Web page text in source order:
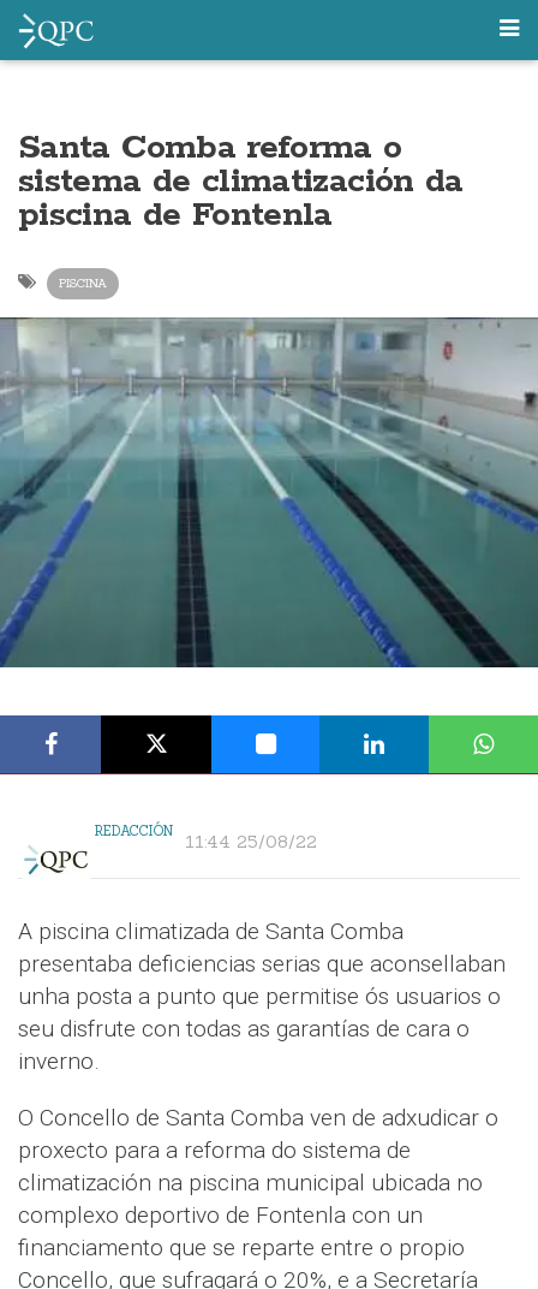
Santa Comba reforma o
sistema de climatización da
piscina de Fontenla
PISCINA
REDACCIÓN 11:44 25/08/22
A piscina climatizada de Santa Comba
presentaba deficiencias serias que aconsellaban
unha posta a punto que permitise ós usuarios o
seu disfrute con todas as garantías de cara o
inverno.
O Concello de Santa Comba ven de adxudicar o
proxecto para a reforma do sistema de
climatización na piscina municipal ubicada no
complexo deportivo de Fontenla con un
financiamento que se reparte entre o propio
Concello, que sufragará o 20%, e a Secretaría